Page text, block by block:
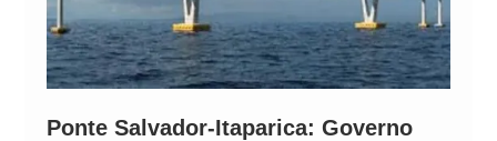
Ponte Salvador-Itaparica: Governo